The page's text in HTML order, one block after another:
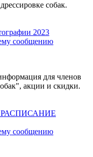
собак.
2023
сообщению
для членов
акции и скидки.
РАСПИСАНИЕ
сообщению